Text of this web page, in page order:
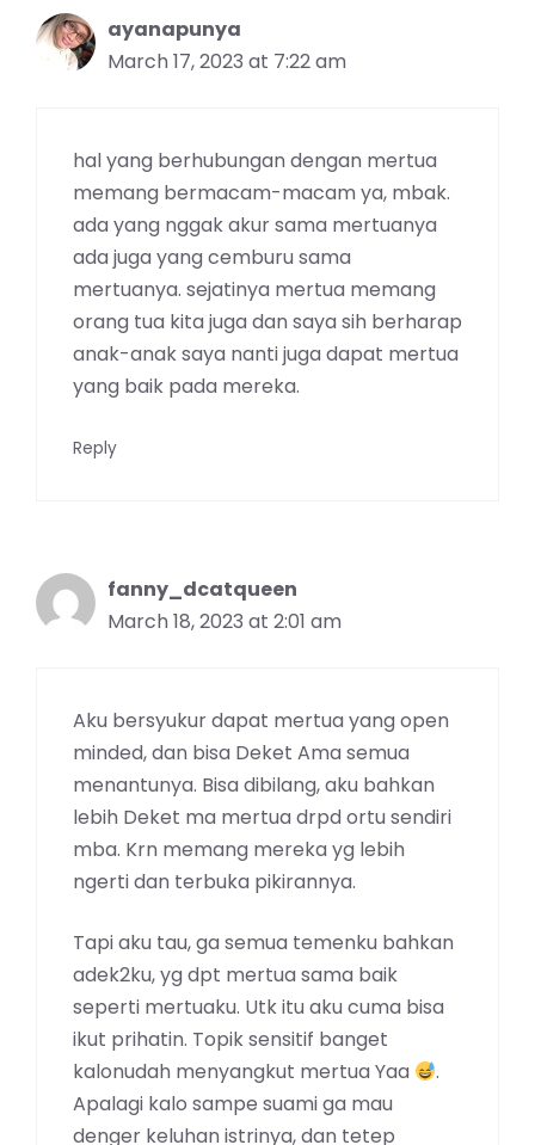
ayanapunya
March 17, 2023 at 7:22 am
hal yang berhubungan dengan mertua
memang bermacam-macam ya, mbak.
ada yang nggak akur sama mertuanya
ada juga yang cemburu sama
mertuanya. sejatinya mertua memang
orang tua kita juga dan saya sih berharap
anak-anak saya nanti juga dapat mertua
yang baik pada mereka.
Reply
fanny_dcatqueen
March 18, 2023 at 2:01 am
Aku bersyukur dapat mertua yang open
minded, dan bisa Deket Ama semua
menantunya. Bisa dibilang, aku bahkan
lebih Deket ma mertua drpd ortu sendiri
mba. Krn memang mereka yg lebih
ngerti dan terbuka pikirannya.
Tapi aku tau, ga semua temenku bahkan
adek2ku, yg dpt mertua sama baik
seperti mertuaku. Utk itu aku cuma bisa
ikut prihatin. Topik sensitif banget
kalonudah menyangkut mertua Yaa
.
Apalagi kalo sampe suami ga mau
denger keluhan istrinya, dan tetep